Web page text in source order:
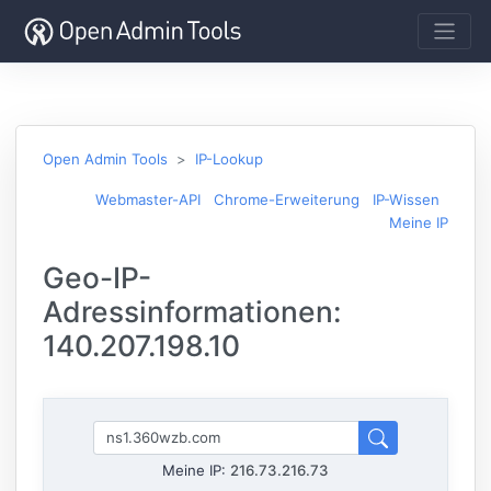
Open Admin Tools IP-Lookup
Webmaster-API Chrome-Erweiterung
IP-Wissen
Meine IP
Geo-IP-
Adressinformationen:
140.207.198.10
Meine IP: 216.73.216.73